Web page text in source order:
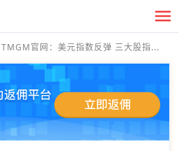
TMGM官网：美元指数反弹 三大股指...